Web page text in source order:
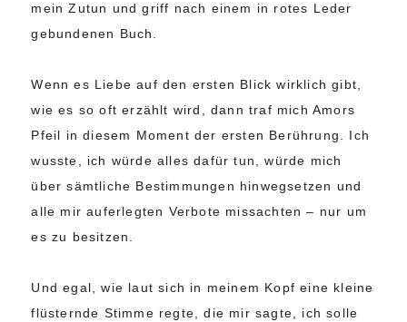
mein Zutun und griff nach einem in rotes Leder
gebundenen Buch.
Wenn es Liebe auf den ersten Blick wirklich gibt,
wie es so oft erzählt wird, dann traf mich Amors
Pfeil in diesem Moment der ersten Berührung. Ich
wusste, ich würde alles dafür tun, würde mich
über sämtliche Bestimmungen hinwegsetzen und
alle mir auferlegten Verbote missachten – nur um
es zu besitzen.
Und egal, wie laut sich in meinem Kopf eine kleine
flüsternde Stimme regte, die mir sagte, ich solle